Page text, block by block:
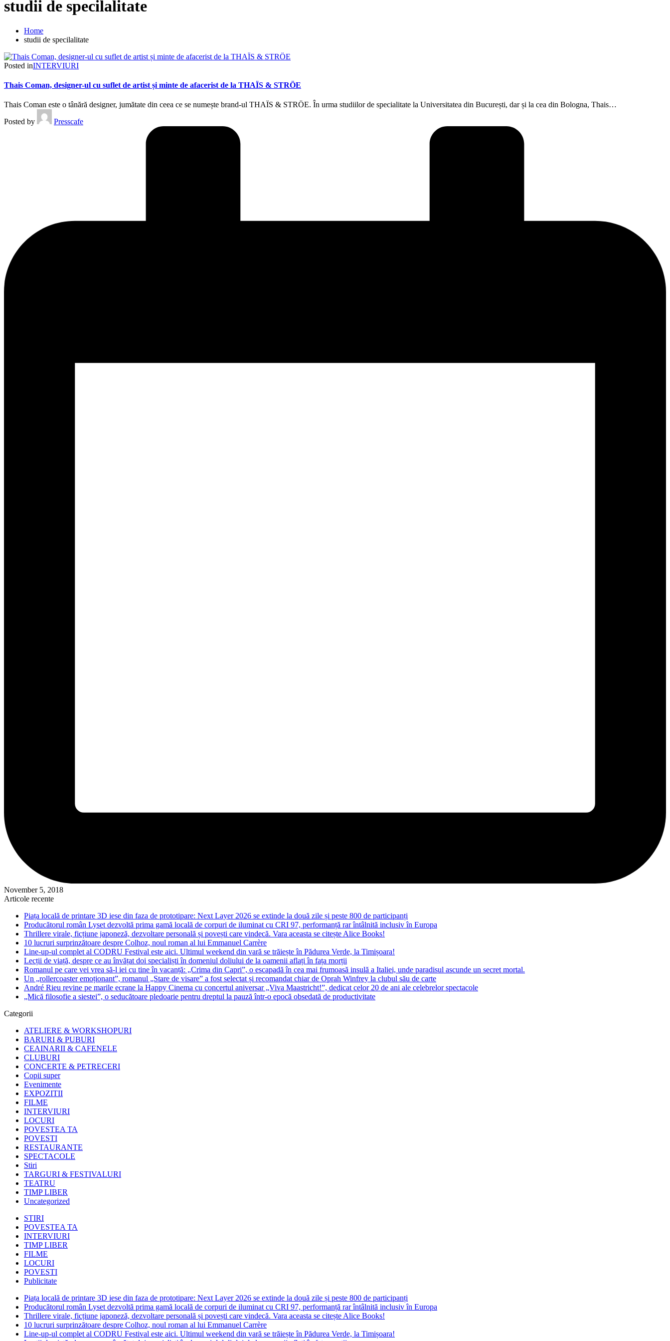
studii de specilalitate
Home
studii de specilalitate
Posted inINTERVIURI
Thais Coman, designer-ul cu suflet de artist și minte de afacerist de la THAÏS & STRÖE
Thais Coman este o tânără designer, jumătate din ceea ce se numește brand-ul THAÏS & STRÖE. În urma studiilor de specialitate la Universitatea din București, dar și la cea din Bologna, Thais…
Posted by
Presscafe
November 5, 2018
Articole recente
Piața locală de printare 3D iese din faza de prototipare: Next Layer 2026 se extinde la două zile și peste 800 de participanți
Producătorul român Lyset dezvoltă prima gamă locală de corpuri de iluminat cu CRI 97, performanță rar întâlnită inclusiv în Europa
Thrillere virale, ficțiune japoneză, dezvoltare personală și povești care vindecă. Vara aceasta se citește Alice Books!
10 lucruri surprinzătoare despre Colhoz, noul roman al lui Emmanuel Carrère
Line-up-ul complet al CODRU Festival este aici. Ultimul weekend din vară se trăiește în Pădurea Verde, la Timișoara!
Lecții de viață, despre ce au învățat doi specialiști în domeniul doliului de la oamenii aflați în fața morții
Romanul pe care vei vrea să-l iei cu tine în vacanță: „Crima din Capri”, o escapadă în cea mai frumoasă insulă a Italiei, unde paradisul ascunde un secret mortal.
Un „rollercoaster emoționant”, romanul „Stare de visare” a fost selectat și recomandat chiar de Oprah Winfrey la clubul său de carte
André Rieu revine pe marile ecrane la Happy Cinema cu concertul aniversar „Viva Maastricht!”, dedicat celor 20 de ani ale celebrelor spectacole
„Mică filosofie a siestei”, o seducătoare pledoarie pentru dreptul la pauză într-o epocă obsedată de productivitate
Categorii
ATELIERE & WORKSHOPURI
BARURI & PUBURI
CEAINARII & CAFENELE
CLUBURI
CONCERTE & PETRECERI
Copii super
Evenimente
EXPOZITII
FILME
INTERVIURI
LOCURI
POVESTEA TA
POVESTI
RESTAURANTE
SPECTACOLE
Stiri
TARGURI & FESTIVALURI
TEATRU
TIMP LIBER
Uncategorized
STIRI
POVESTEA TA
INTERVIURI
TIMP LIBER
FILME
LOCURI
POVESTI
Publicitate
Piața locală de printare 3D iese din faza de prototipare: Next Layer 2026 se extinde la două zile și peste 800 de participanți
Producătorul român Lyset dezvoltă prima gamă locală de corpuri de iluminat cu CRI 97, performanță rar întâlnită inclusiv în Europa
Thrillere virale, ficțiune japoneză, dezvoltare personală și povești care vindecă. Vara aceasta se citește Alice Books!
10 lucruri surprinzătoare despre Colhoz, noul roman al lui Emmanuel Carrère
Line-up-ul complet al CODRU Festival este aici. Ultimul weekend din vară se trăiește în Pădurea Verde, la Timișoara!